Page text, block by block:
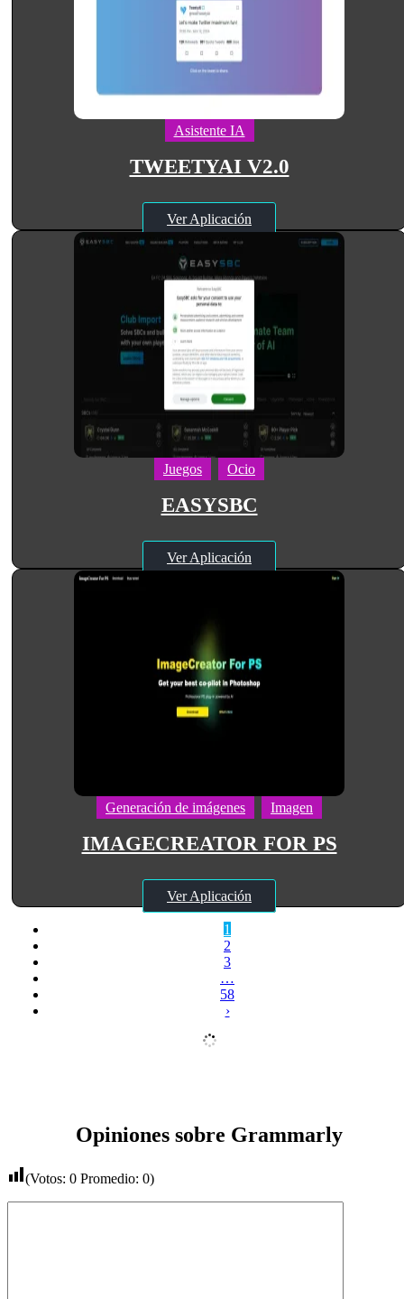
Asistente IA
TWEETYAI V2.0
Ver Aplicación
Juegos Ocio
EASYSBC
Ver Aplicación
Generación de imágenes Imagen
IMAGECREATOR FOR PS
Ver Aplicación
1
2
3
…
58
›
Opiniones sobre Grammarly
(Votos: 0 Promedio: 0)